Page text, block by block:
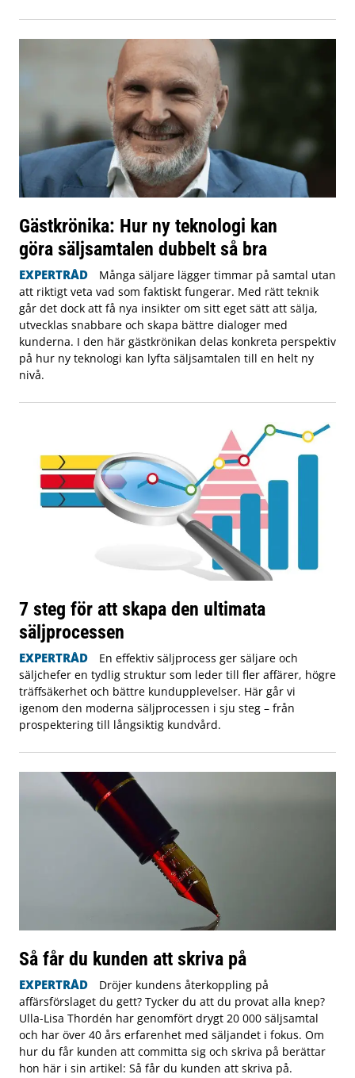
Gästkrönika: Hur ny teknologi kan
göra säljsamtalen dubbelt så bra
EXPERTRÅD
Många säljare lägger timmar på samtal utan
att riktigt veta vad som faktiskt fungerar. Med rätt teknik
går det dock att få nya insikter om sitt eget sätt att sälja,
utvecklas snabbare och skapa bättre dialoger med
kunderna. I den här gästkrönikan delas konkreta perspektiv
på hur ny teknologi kan lyfta säljsamtalen till en helt ny
nivå.
7 steg för att skapa den ultimata
säljprocessen
EXPERTRÅD
En effektiv säljprocess ger säljare och
säljchefer en tydlig struktur som leder till fler affärer, högre
träffsäkerhet och bättre kundupplevelser. Här går vi
igenom den moderna säljprocessen i sju steg – från
prospektering till långsiktig kundvård.
Så får du kunden att skriva på
EXPERTRÅD
Dröjer kundens återkoppling på
affärsförslaget du gett? Tycker du att du provat alla knep?
Ulla-Lisa Thordén har genomfört drygt 20 000 säljsamtal
och har över 40 års erfarenhet med säljandet i fokus. Om
hur du får kunden att committa sig och skriva på berättar
hon här i sin artikel: Så får du kunden att skriva på.